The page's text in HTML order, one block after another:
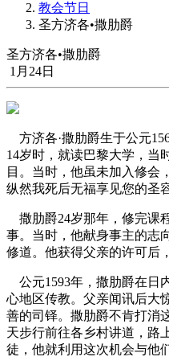
教会节日
圣方济各•撒肋爵
圣方济各•撒肋爵
1月24日
方济各·撒肋爵生于公元
14岁时，就读巴黎大学，当
目。当时，他虽未加入修会
纵然我死后无福享见您的圣
撒肋爵24岁那年，修完课
事。当时，他献身事主的志
修道。他获得父亲的许可后
公元1593年，撒肋爵在日
心地区传教。父亲闻讯后大
善的司铎。撒肋爵不肯打消
天步行前往各乡村讲道，路
徒，他就利用这次机会与他